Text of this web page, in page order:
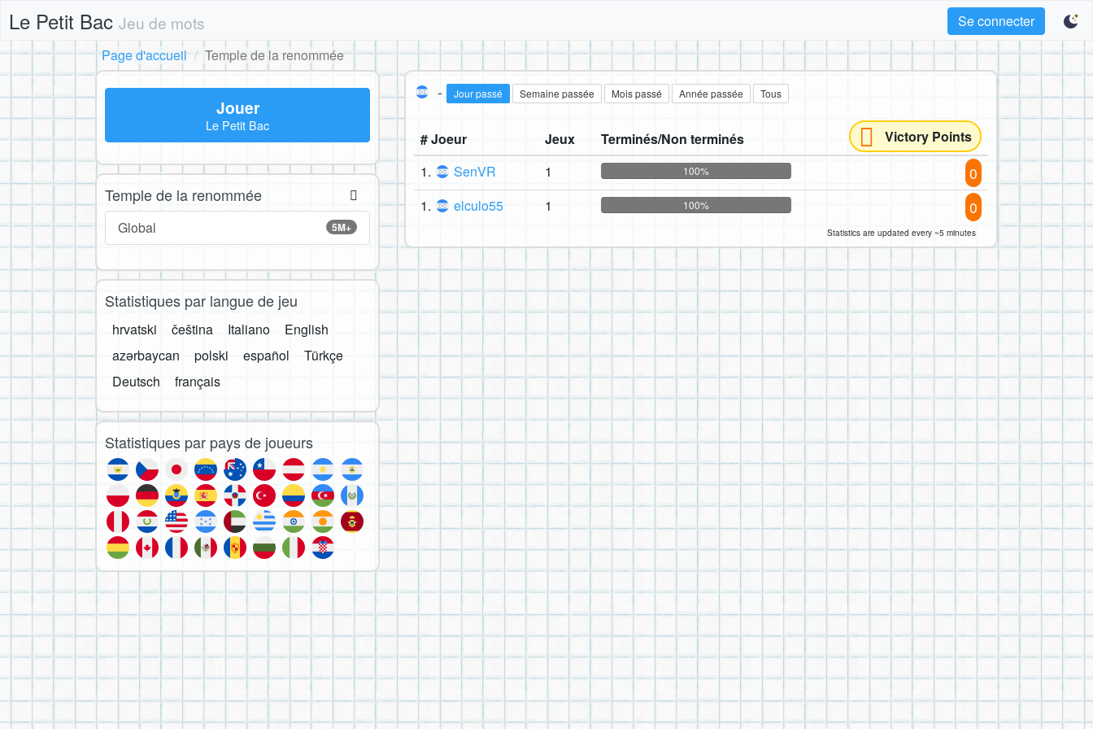
Le Petit Bac Jeu de mots
Se connecter
Page d'accueil
Temple de la renommée
- Jour passé Semaine passée Mois passé Année passée Tous
# Joeur Jeux Terminés/Non terminés
Victory Points
1.
SenVR 1 100% 0
1. elculo55 1 100% 0
Statistics are updated every ~5 minutes
Jouer
Le Petit Bac
Temple de la renommée
5M+
Global
Statistiques par langue de jeu
hrvatski čeština Italiano
English
azərbaycan
polski español
Türkçe
Deutsch
français
Statistiques par pays de joueurs